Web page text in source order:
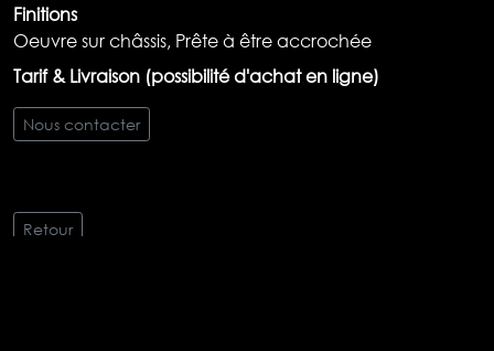
Finitions
Oeuvre sur châssis, Prête à être accrochée
Tarif & Livraison (possibilité d'achat en ligne)
Nous contacter
Retour